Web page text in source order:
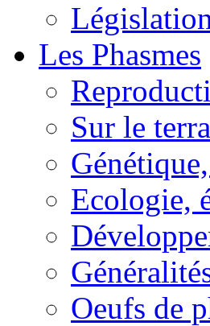
Les Phasmes
Sur le
Ecologie,
Oeufs de